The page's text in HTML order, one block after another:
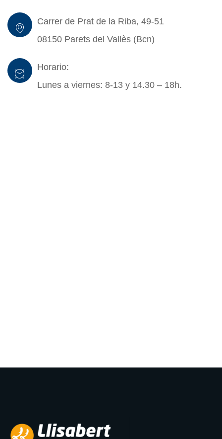
Carrer de Prat de la Riba, 49-51
08150 Parets del Vallès (Bcn)
Horario:
Lunes a viernes: 8-13 y 14.30 – 18h.